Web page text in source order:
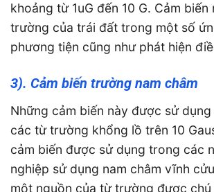
khoảng từ 1uG đến 10 G. Cảm
trường của trái đất trong một số
phương tiện cũng như phát hiện
3). Cảm biến trường nam châm
Những cảm biến này được sử dụng
các từ trường khổng lồ trên 10
cảm biến được sử dụng trong các
nghiệp sử dụng nam châm vĩnh
một nguồn của từ trường được chú